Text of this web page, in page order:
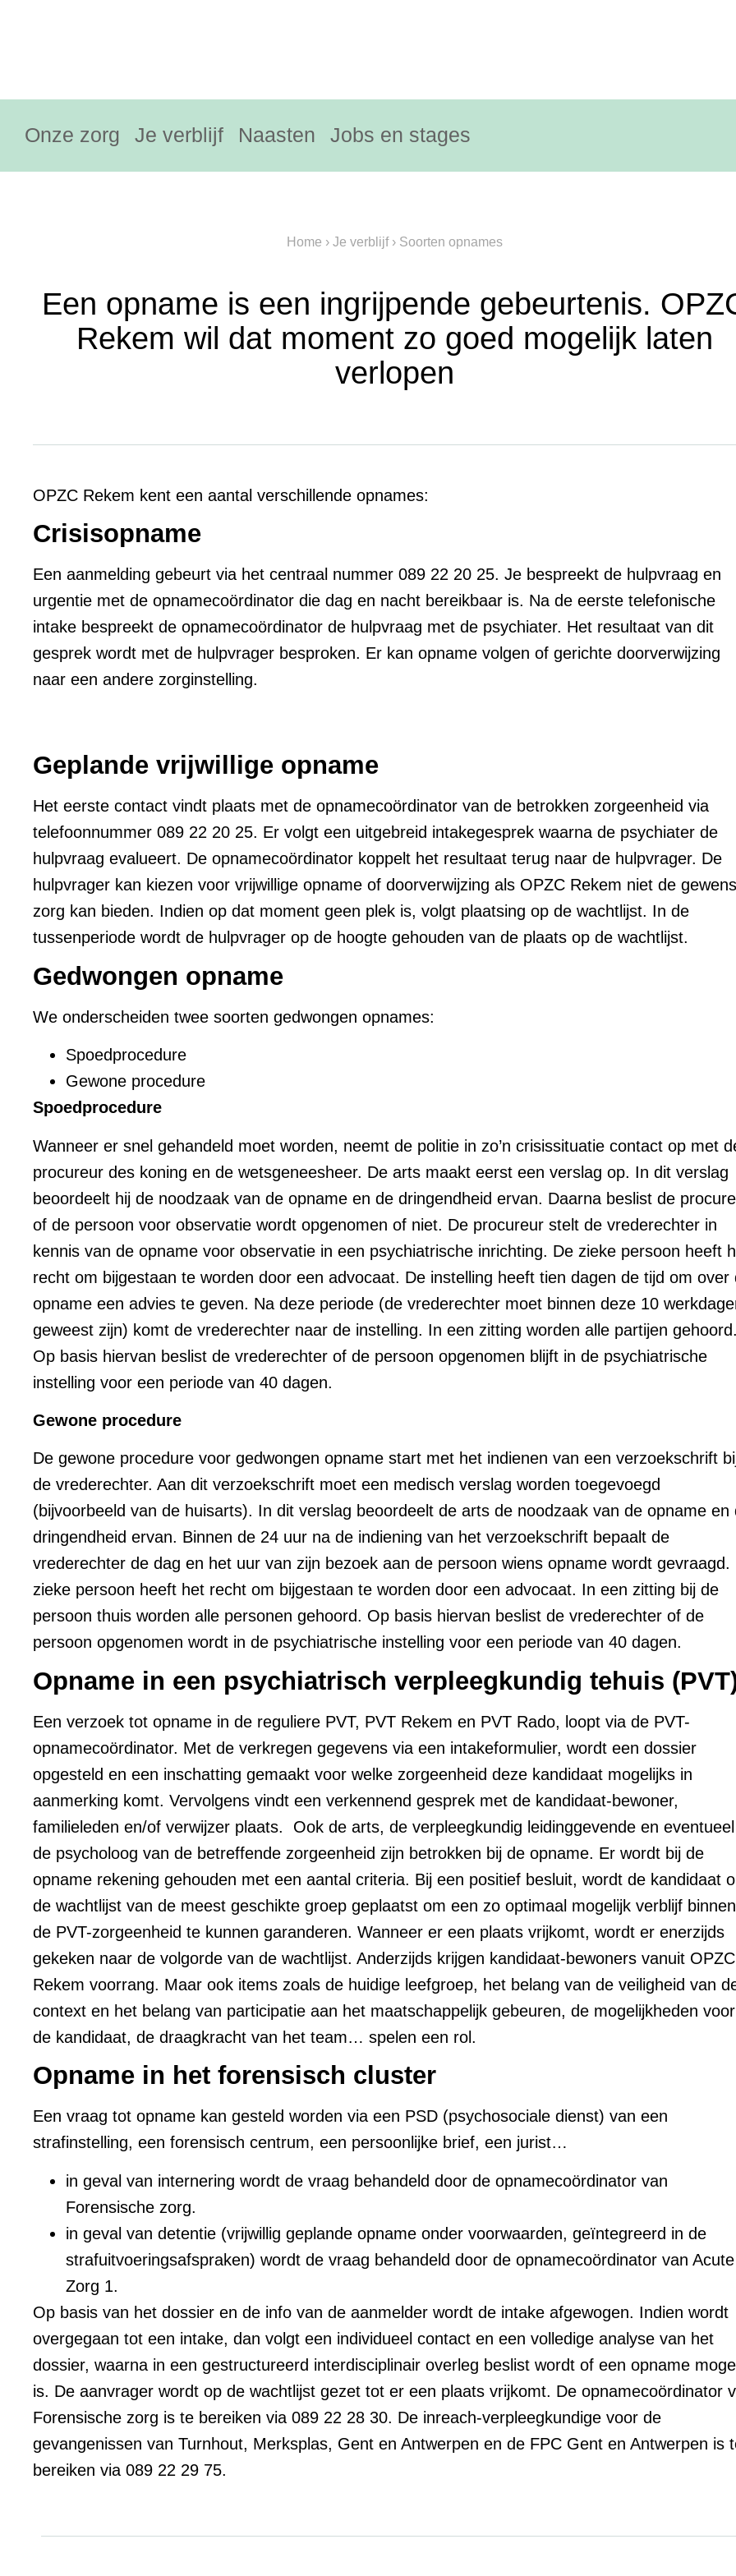
Onze zorg Je verblijf Naasten Jobs en stages
Home › Je verblijf› Soorten opnames
Een opname is een ingrijpende gebeurtenis.
Rekem wil dat moment zo goed mogelijk laten
verlopen
OPZC Rekem kent een aantal verschillende opnames:
Crisisopname
Een aanmelding gebeurt via het centraal nummer 089 22 20 25. Je bespreekt de hulpvraag en
urgentie met de opnamecoördinator die dag en nacht bereikbaar is. Na de eerste telefonische
intake bespreekt de opnamecoördinator de hulpvraag met de psychiater. Het resultaat van dit
gesprek wordt met de hulpvrager besproken. Er kan opname volgen of gerichte doorverwijzing
naar een andere zorginstelling.
Geplande vrijwillige opname
Het eerste contact vindt plaats met de opnamecoördinator van de betrokken zorgeenheid via
telefoonnummer 089 22 20 25. Er volgt een uitgebreid intakegesprek waarna de psychiater de
hulpvraag evalueert. De opnamecoördinator koppelt het resultaat terug naar de hulpvrager. De
hulpvrager kan kiezen voor vrijwillige opname of doorverwijzing als OPZC Rekem niet de
zorg kan bieden. Indien op dat moment geen plek is, volgt plaatsing op de wachtlijst. In de
tussenperiode wordt de hulpvrager op de hoogte gehouden van de plaats op de wachtlijst.
Gedwongen opname
We onderscheiden twee soorten gedwongen opnames:
Spoedprocedure
Gewone procedure
Spoedprocedure
Wanneer er snel gehandeld moet worden, neemt de politie in zo’n crisissituatie contact op met
procureur des koning en de wetsgeneesheer. De arts maakt eerst een verslag op. In dit verslag
beoordeelt hij de noodzaak van de opname en de dringendheid ervan. Daarna beslist de
of de persoon voor observatie wordt opgenomen of niet. De procureur stelt de vrederechter in
kennis van de opname voor observatie in een psychiatrische inrichting. De zieke persoon heeft
recht om bijgestaan te worden door een advocaat. De instelling heeft tien dagen de tijd om over
opname een advies te geven. Na deze periode (de vrederechter moet binnen deze 10
geweest zijn) komt de vrederechter naar de instelling. In een zitting worden alle partijen
Op basis hiervan beslist de vrederechter of de persoon opgenomen blijft in de psychiatrische
instelling voor een periode van 40 dagen.
Gewone procedure
De gewone procedure voor gedwongen opname start met het indienen van een verzoekschrift
de vrederechter. Aan dit verzoekschrift moet een medisch verslag worden toegevoegd
(bijvoorbeeld van de huisarts). In dit verslag beoordeelt de arts de noodzaak van de opname en
dringendheid ervan. Binnen de 24 uur na de indiening van het verzoekschrift bepaalt de
vrederechter de dag en het uur van zijn bezoek aan de persoon wiens opname wordt gevraagd.
zieke persoon heeft het recht om bijgestaan te worden door een advocaat. In een zitting bij de
persoon thuis worden alle personen gehoord. Op basis hiervan beslist de vrederechter of de
persoon opgenomen wordt in de psychiatrische instelling voor een periode van 40 dagen.
Opname in een psychiatrisch verpleegkundig tehuis
Een verzoek tot opname in de reguliere PVT, PVT Rekem en PVT Rado, loopt via de PVT-
opnamecoördinator. Met de verkregen gegevens via een intakeformulier, wordt een dossier
opgesteld en een inschatting gemaakt voor welke zorgeenheid deze kandidaat mogelijks in
aanmerking komt. Vervolgens vindt een verkennend gesprek met de kandidaat-bewoner,
familieleden en/of verwijzer plaats. Ook de arts, de verpleegkundig leidinggevende en eventueel
de psycholoog van de betreffende zorgeenheid zijn betrokken bij de opname. Er wordt bij de
opname rekening gehouden met een aantal criteria. Bij een positief besluit, wordt de kandidaat
de wachtlijst van de meest geschikte groep geplaatst om een zo optimaal mogelijk verblijf binnen
de PVT-zorgeenheid te kunnen garanderen. Wanneer er een plaats vrijkomt, wordt er enerzijds
gekeken naar de volgorde van de wachtlijst. Anderzijds krijgen kandidaat-bewoners vanuit OPZC
Rekem voorrang. Maar ook items zoals de huidige leefgroep, het belang van de veiligheid van
context en het belang van participatie aan het maatschappelijk gebeuren, de mogelijkheden voor
de kandidaat, de draagkracht van het team… spelen een rol.
Opname in het forensisch cluster
Een vraag tot opname kan gesteld worden via een PSD (psychosociale dienst) van een
strafinstelling, een forensisch centrum, een persoonlijke brief, een jurist…
in geval van internering wordt de vraag behandeld door de opnamecoördinator van
Forensische zorg.
in geval van detentie (vrijwillig geplande opname onder voorwaarden, geïntegreerd in de
strafuitvoeringsafspraken) wordt de vraag behandeld door de opnamecoördinator van Acute
Zorg 1.
Op basis van het dossier en de info van de aanmelder wordt de intake afgewogen. Indien wordt
overgegaan tot een intake, dan volgt een individueel contact en een volledige analyse van het
dossier, waarna in een gestructureerd interdisciplinair overleg beslist wordt of een opname
is. De aanvrager wordt op de wachtlijst gezet tot er een plaats vrijkomt. De opnamecoördinator
Forensische zorg is te bereiken via 089 22 28 30. De inreach-verpleegkundige voor de
gevangenissen van Turnhout, Merksplas, Gent en Antwerpen en de FPC Gent en Antwerpen is
bereiken via 089 22 29 75.